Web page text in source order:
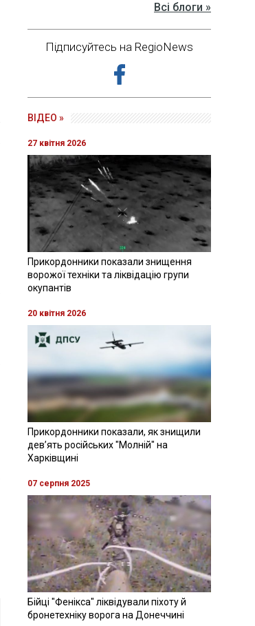
Всі блоги »
Підписуйтесь на RegioNews
ВІДЕО »
27 квітня 2026
Прикордонники показали знищення
ворожої техніки та ліквідацію групи
окупантів
20 квітня 2026
Прикордонники показали, як знищили
девʼять російських "Молній" на
Харківщині
07 серпня 2025
Бійці "Фенікса" ліквідували піхоту й
бронетехніку ворога на Донеччині